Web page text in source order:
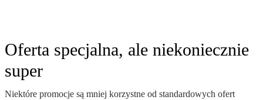
Oferta specjalna, ale niekoniecznie
super
Niektóre promocje są mniej korzystne od standardowych ofert